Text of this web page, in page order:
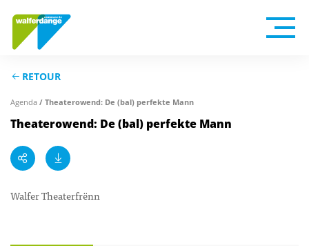
RETOUR
Agenda / Theaterowend: De (bal) perfekte Mann
Theaterowend: De (bal) perfekte Mann
Walfer Theaterfrënn